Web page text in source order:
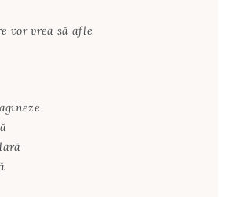
vor vrea să afle